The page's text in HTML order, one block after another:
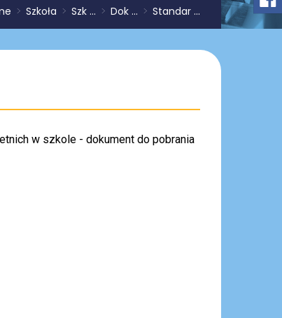
> Szkoła > Szk ... > Dok ... > Standar ...
w szkole - dokument do pobrania